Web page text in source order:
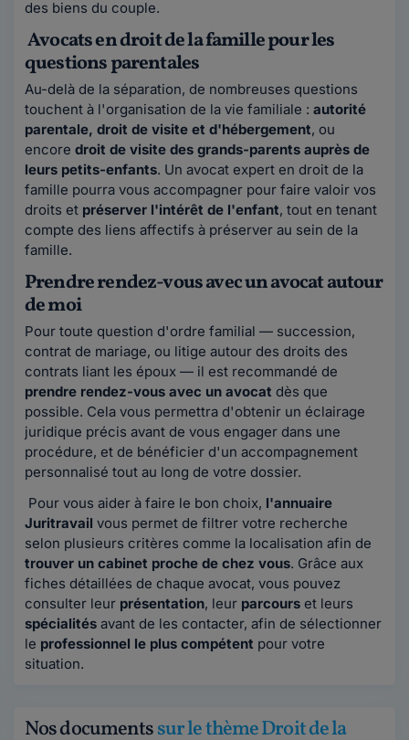
des biens du couple.
Avocats en droit de la famille pour les
questions parentales
Au-delà de la séparation, de nombreuses questions
touchent à l'organisation de la vie familiale : autorité
parentale, droit de visite et d'hébergement, ou
encore droit de visite des grands-parents auprès de
leurs petits-enfants. Un avocat expert en droit de la
famille pourra vous accompagner pour faire valoir vos
droits et préserver l'intérêt de l'enfant, tout en tenant
compte des liens affectifs à préserver au sein de la
famille.
Prendre rendez-vous avec un avocat autour
de moi
Pour toute question d'ordre familial — succession,
contrat de mariage, ou litige autour des droits des
contrats liant les époux — il est recommandé de
prendre rendez-vous avec un avocat dès que
possible. Cela vous permettra d'obtenir un éclairage
juridique précis avant de vous engager dans une
procédure, et de bénéficier d'un accompagnement
personnalisé tout au long de votre dossier.
Pour vous aider à faire le bon choix, l'annuaire
Juritravail vous permet de filtrer votre recherche
selon plusieurs critères comme la localisation afin de
trouver un cabinet proche de chez vous. Grâce aux
fiches détaillées de chaque avocat, vous pouvez
consulter leur présentation, leur parcours et leurs
spécialités avant de les contacter, afin de sélectionner
le professionnel le plus compétent pour votre
situation.
Nos documentssur le thème Droit de la